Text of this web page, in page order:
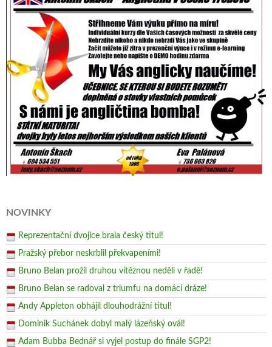
NOVINKY
Reprezentační dvojice brala český titul!
Pražský přebor neskrblil překvapeními!
Bruno Belan prožil druhou vítěznou neděli v řadě!
Bruno Belan se radoval z triumfu na domácí dráze!
Andy Appleton obhájil dlouhodrážní titul!
Dominik Suchánek dobyl malý lázeňský ovál!
Adam Bubba Bednář si vyjel postup do finále SGP2!